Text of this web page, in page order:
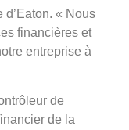
« Nous
financières et
entreprise à
de
de la